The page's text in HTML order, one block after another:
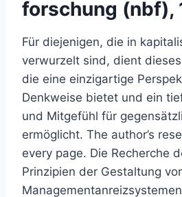
forschung (nbf),
Für diejenigen, die in
verwurzelt sind, dient
die eine einzigartige
Denkweise bietet und ein
und Mitgefühl für
ermöglicht. The author’s
every page. Die Recherche
Prinzipien der Gestaltung